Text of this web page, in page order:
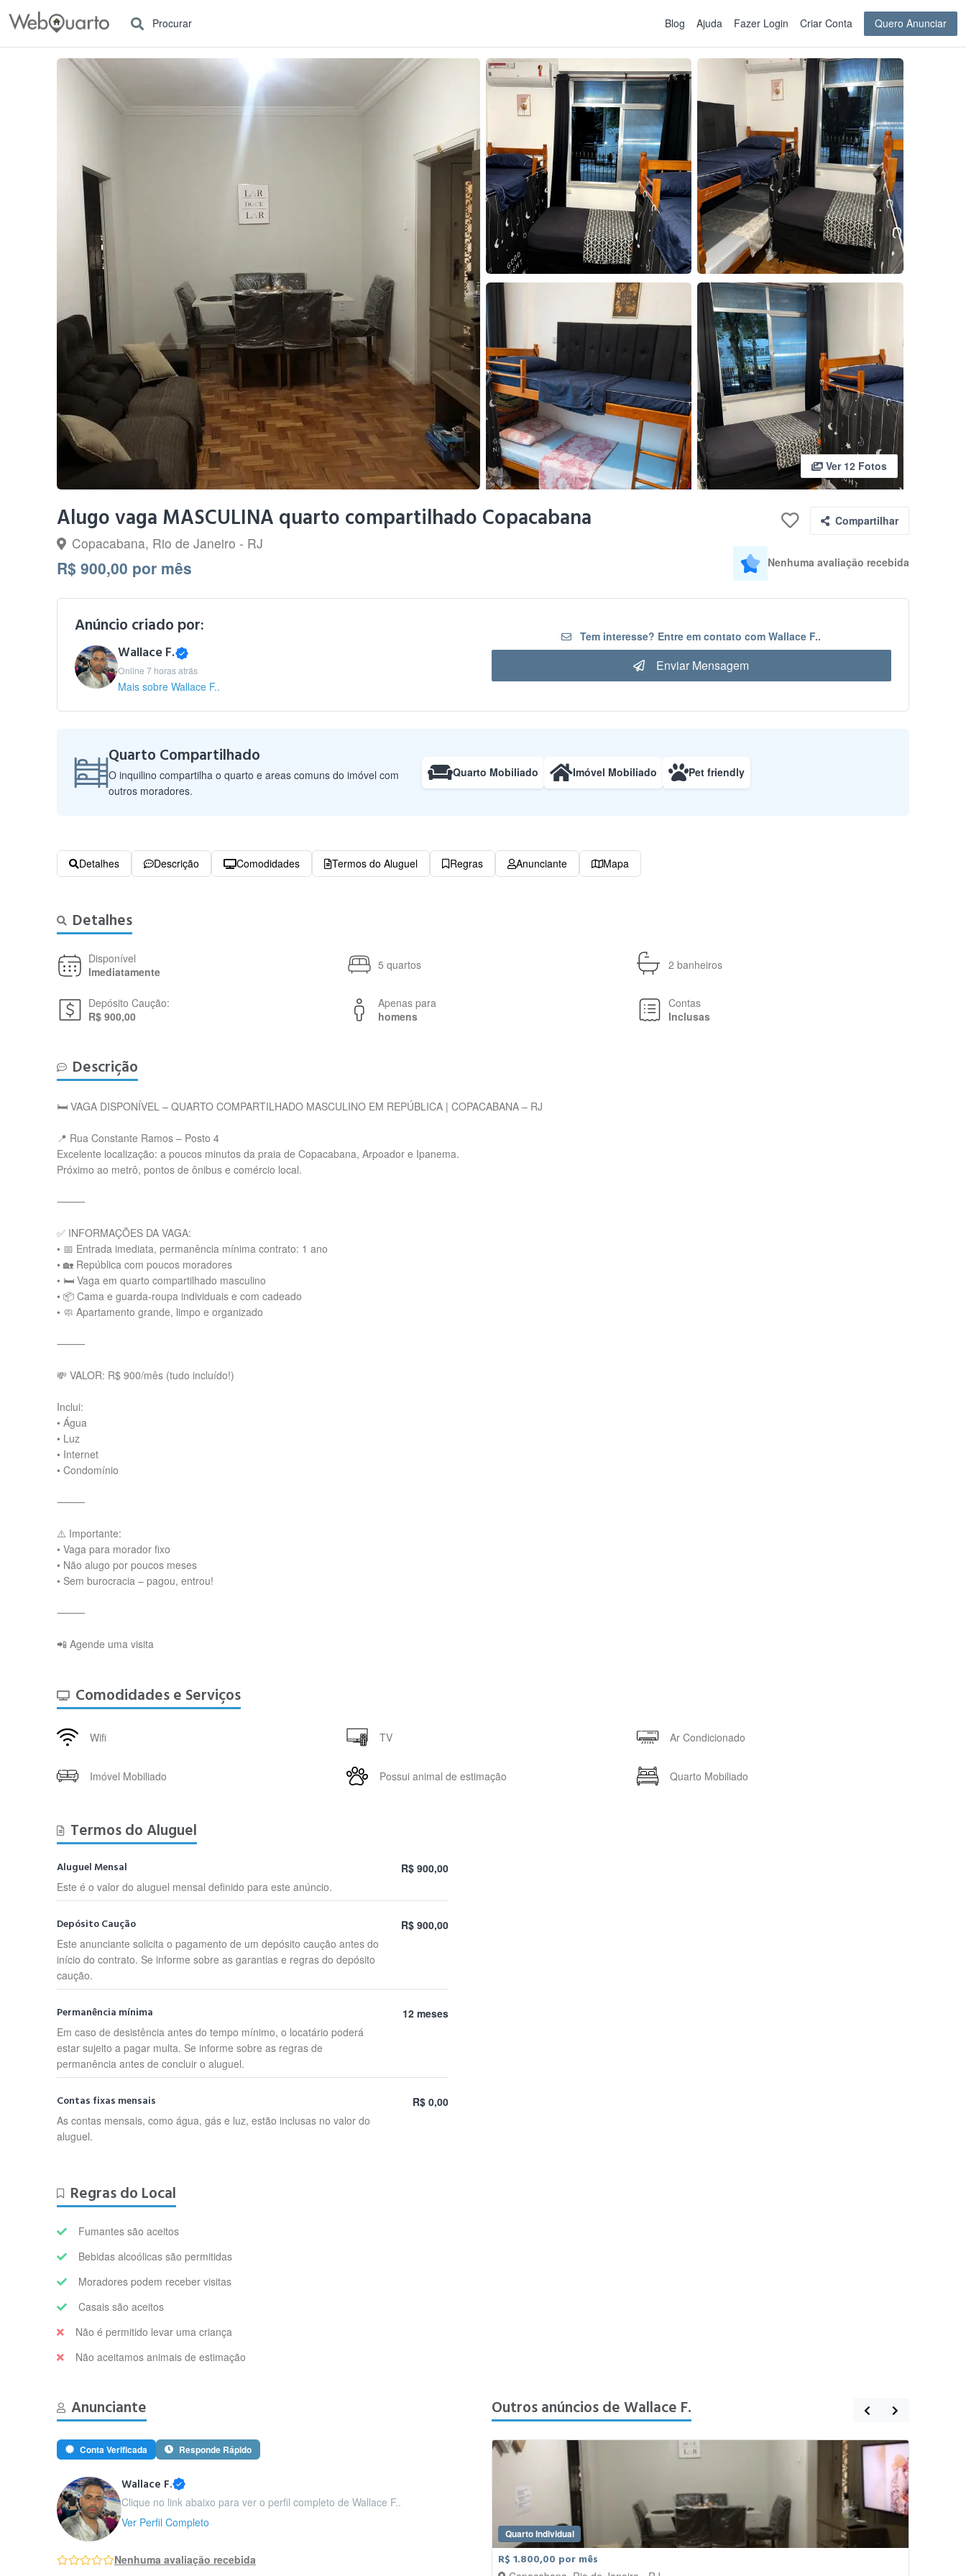
Procurar Blog Ajuda Fazer Login Criar Conta Quero Anunciar
Ver 12 Fotos
Alugo vaga MASCULINA quarto compartilhado Copacabana
Copacabana, Rio de Janeiro - RJ
R$ 900,00 por mês
Compartilhar
Nenhuma avaliação recebida
Anúncio criado por:
Wallace F.
Online 7 horas atrás
Mais sobre Wallace F..
Tem interesse? Entre em contato com Wallace F..
Enviar Mensagem
Quarto Compartilhado
O inquilino compartilha o quarto e areas comuns do imóvel com
outros moradores.
Quarto Mobiliado Imóvel Mobiliado Pet friendly
Detalhes Descrição Comodidades Termos do Aluguel Regras Anunciante Mapa
Detalhes
Disponível
Imediatamente
5 quartos 2 banheiros
Depósito Caução:
R$ 900,00
Apenas para
homens
Contas
Inclusas
Descrição
🛏️ VAGA DISPONÍVEL – QUARTO COMPARTILHADO MASCULINO EM REPÚBLICA | COPACABANA – RJ
📍 Rua Constante Ramos – Posto 4
Excelente localização: a poucos minutos da praia de Copacabana, Arpoador e Ipanema.
Próximo ao metrô, pontos de ônibus e comércio local.
⸻
✅ INFORMAÇÕES DA VAGA:
• 📅 Entrada imediata, permanência mínima contrato: 1 ano
• 🏡 República com poucos moradores
• 🛏️ Vaga em quarto compartilhado masculino
• 📦 Cama e guarda-roupa individuais e com cadeado
• 🧼 Apartamento grande, limpo e organizado
⸻
💸 VALOR: R$ 900/mês (tudo incluído!)
Inclui:
• Água
• Luz
• Internet
• Condomínio
⸻
⚠️ Importante:
• Vaga para morador fixo
• Não alugo por poucos meses
• Sem burocracia – pagou, entrou!
⸻
📲 Agende uma visita
Comodidades e Serviços
Wifi TV Ar Condicionado
Imóvel Mobiliado Possui animal de estimação Quarto Mobiliado
Termos do Aluguel
Aluguel Mensal
Este é o valor do aluguel mensal definido para este anúncio.
R$ 900,00
Depósito Caução
Este anunciante solicita o pagamento de um depósito caução antes do
início do contrato. Se informe sobre as garantias e regras do depósito
caução.
R$ 900,00
Permanência mínima
Em caso de desistência antes do tempo mínimo, o locatário poderá
estar sujeito a pagar multa. Se informe sobre as regras de
permanência antes de concluir o aluguel.
12 meses
Contas fixas mensais
As contas mensais, como água, gás e luz, estão inclusas no valor do
aluguel.
R$ 0,00
Regras do Local
Fumantes são aceitos
Bebidas alcoólicas são permitidas
Moradores podem receber visitas
Casais são aceitos
Não é permitido levar uma criança
Não aceitamos animais de estimação
Anunciante
Conta Verificada Responde Rápido
Wallace F.
Clique no link abaixo para ver o perfil completo de Wallace F..
Ver Perfil Completo
Nenhuma avaliação recebida
Outros anúncios de Wallace F.
Quarto Individual
R$ 1.800,00 por mês